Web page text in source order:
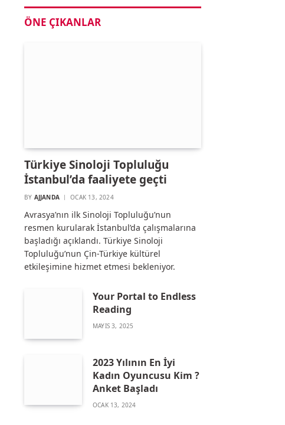
ÖNE ÇIKANLAR
Türkiye Sinoloji Topluluğu
İstanbul’da faaliyete geçti
BY AJJANDA OCAK 13, 2024
Avrasya’nın ilk Sinoloji Topluluğu’nun
resmen kurularak İstanbul’da çalışmalarına
başladığı açıklandı. Türkiye Sinoloji
Topluluğu’nun Çin-Türkiye kültürel
etkileşimine hizmet etmesi bekleniyor.
Your Portal to Endless
Reading
MAYIS 3, 2025
2023 Yılının En İyi
Kadın Oyuncusu Kim ?
Anket Başladı
OCAK 13, 2024